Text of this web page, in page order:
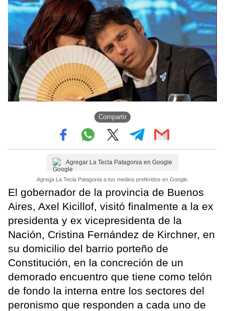
Compartir
Agregar La Tecla Patagonia en Google
Agrega La Tecla Patagonia a tus medios preferidos en Google.
El gobernador de la provincia de Buenos
Aires, Axel Kicillof, visitó finalmente a la ex
presidenta y ex vicepresidenta de la
Nación, Cristina Fernández de Kirchner, en
su domicilio del barrio porteño de
Constitución, en la concreción de un
demorado encuentro que tiene como telón
de fondo la interna entre los sectores del
peronismo que responden a cada uno de